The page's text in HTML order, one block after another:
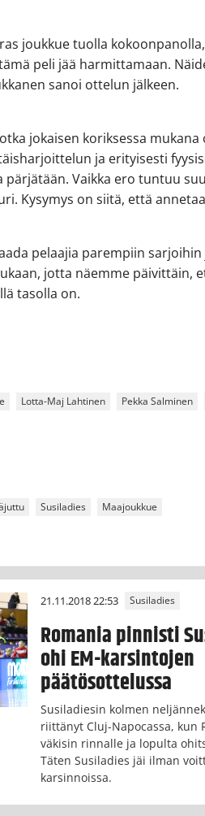
joukkue tuolla
peli jää harmittamaan.
sanoi ottelun jälkeen.
jokaisen koriksessa mukana
ja erityisesti
pärjätään. Vaikka ero tuntuu
Kysymys on siitä, että
pelaajia parempiin
jotta näemme päivittäin,
tasolla on.
Lotta-Maj Lahtinen Pekka Salminen
Susiladies Maajoukkue
21.11.2018 22:53 Susiladies
Romania pinnisti
ohi EM-karsintojen
päätösottelussa
Susiladiesin kolmen
riittänyt Cluj-Napocassa, kun
väkisin rinnalle ja lopulta
Täten Susiladies jäi ilman
karsinnoissa.